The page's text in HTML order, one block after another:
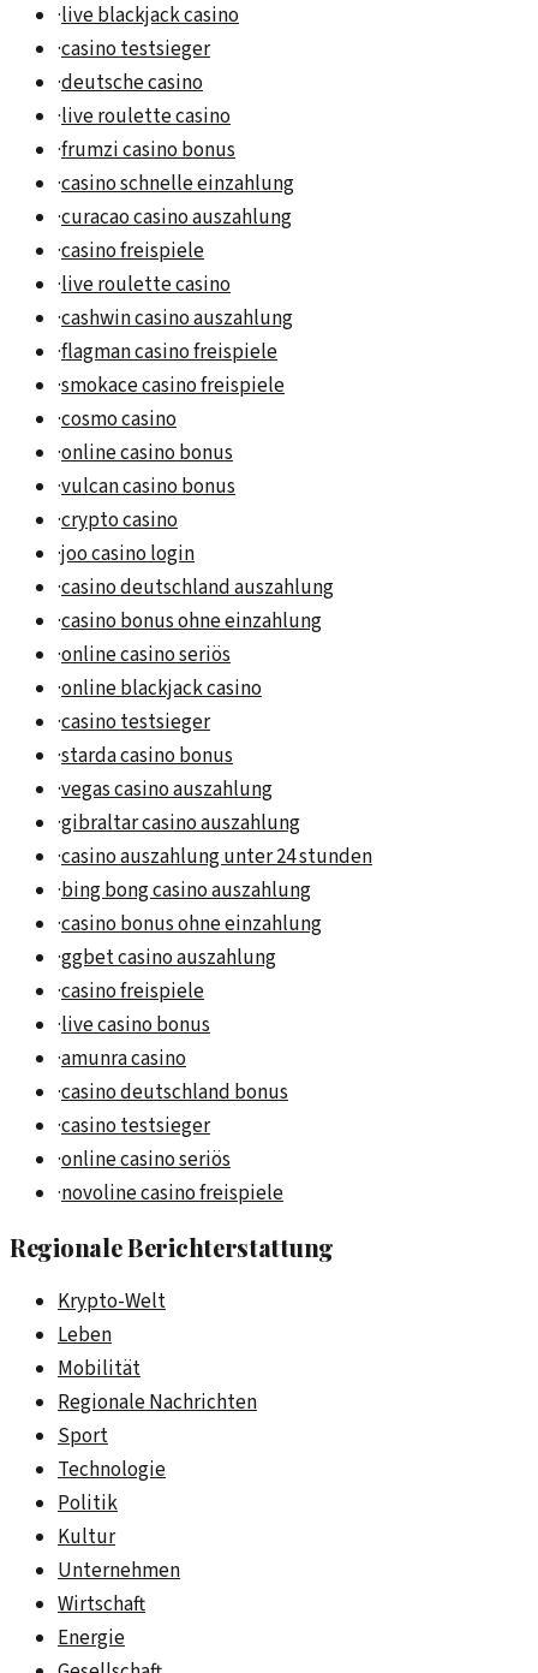
·live blackjack casino
·casino testsieger
·deutsche casino
·live roulette casino
·frumzi casino bonus
·casino schnelle einzahlung
·curacao casino auszahlung
·casino freispiele
·live roulette casino
·cashwin casino auszahlung
·flagman casino freispiele
·smokace casino freispiele
·cosmo casino
·online casino bonus
·vulcan casino bonus
·crypto casino
·joo casino login
·casino deutschland auszahlung
·casino bonus ohne einzahlung
·online casino seriös
·online blackjack casino
·casino testsieger
·starda casino bonus
·vegas casino auszahlung
·gibraltar casino auszahlung
·casino auszahlung unter 24 stunden
·bing bong casino auszahlung
·casino bonus ohne einzahlung
·ggbet casino auszahlung
·casino freispiele
·live casino bonus
·amunra casino
·casino deutschland bonus
·casino testsieger
·online casino seriös
·novoline casino freispiele
Regionale Berichterstattung
Krypto-Welt
Leben
Mobilität
Regionale Nachrichten
Sport
Technologie
Politik
Kultur
Unternehmen
Wirtschaft
Energie